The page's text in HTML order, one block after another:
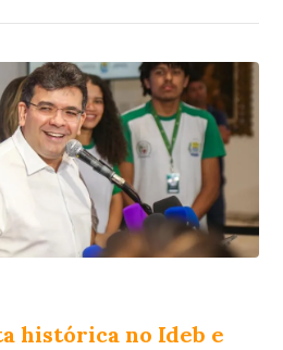
histórica no Ideb e